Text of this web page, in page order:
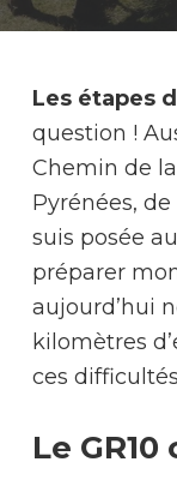
Les étapes
question !
Chemin de
Pyrénées,
suis posée
préparer
aujourd’hui
kilomètres
ces
Le GR10